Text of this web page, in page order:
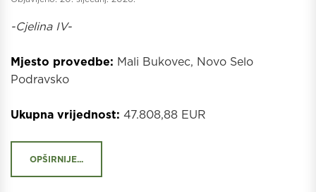
-Cjelina IV-
Mjesto provedbe: Mali Bukovec, Novo Selo
Podravsko
Ukupna vrijednost: 47.808,88 EUR
OPŠIRNIJE...